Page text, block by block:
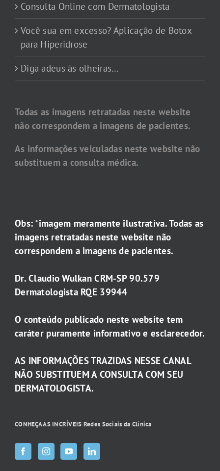
Consulta Online com Dermatologista
Você sua em excesso? Aplicação de Botox
para Hiperidrose
Diga adeus às olheiras…
Todas as imagens retratadas neste website
não correspondem a imagens de pacientes.
As informações veiculadas neste website não
substituem a consulta médica.
Obs: *imagem meramente ilustrativa. Todas as
imagens retratadas neste website não
correspondem a imagens de pacientes.
Dr. Claudio Wulkan CRM-SP 90.579
Dermatologista RQE 39944
O conteúdo publicado neste website tem
caráter puramente informativo e esclarecedor.
AS INFORMAÇÕES TRAZIDAS NESSE CANAL
NÃO SUBSTITUEM A CONSULTA COM SEU
DERMATOLOGISTA.
CONHEÇA AS INCRÍVEIS Redes Sociais da Clínica